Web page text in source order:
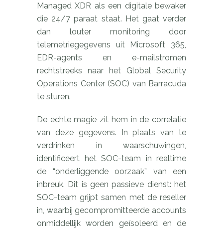
Managed XDR als een digitale bewaker
die 24/7 paraat staat. Het gaat verder
dan louter monitoring door
telemetriegegevens uit Microsoft 365,
EDR-agents en e-mailstromen
rechtstreeks naar het Global Security
Operations Center (SOC) van Barracuda
te sturen.
De echte magie zit hem in de correlatie
van deze gegevens. In plaats van te
verdrinken in waarschuwingen,
identificeert het SOC-team in realtime
de “onderliggende oorzaak” van een
inbreuk. Dit is geen passieve dienst: het
SOC-team grijpt samen met de reseller
in, waarbij gecompromitteerde accounts
onmiddellijk worden geïsoleerd en de